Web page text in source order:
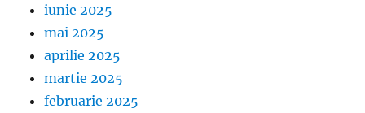
iunie 2025
mai 2025
aprilie 2025
martie 2025
februarie 2025